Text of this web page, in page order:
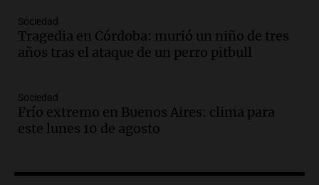
Audio.
argentino regresa al país tras conflicto
con Brasil
Audio.Bomberos asisten a senderista
con fractura de tobillo en refugio Doña
Rosa
Episodios
Sociedad
Tragedia en Córdoba: murió un niño de tres
años tras el ataque de un perro pitbull
Sociedad
Frío extremo en Buenos Aires: clima para
este lunes 10 de agosto